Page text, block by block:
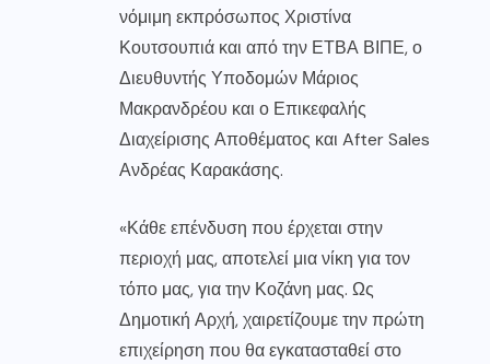
νόμιμη εκπρόσωπος Χριστίνα
Κουτσουπιά και από την ΕΤΒΑ ΒΙΠΕ, ο
Διευθυντής Υποδομών Μάριος
Μακρανδρέου και ο Επικεφαλής
Διαχείρισης Αποθέματος και After Sales
Ανδρέας Καρακάσης.
«Κάθε επένδυση που έρχεται στην
περιοχή μας, αποτελεί μια νίκη για τον
τόπο μας, για την Κοζάνη μας. Ως
Δημοτική Αρχή, χαιρετίζουμε την πρώτη
επιχείρηση που θα εγκατασταθεί στο